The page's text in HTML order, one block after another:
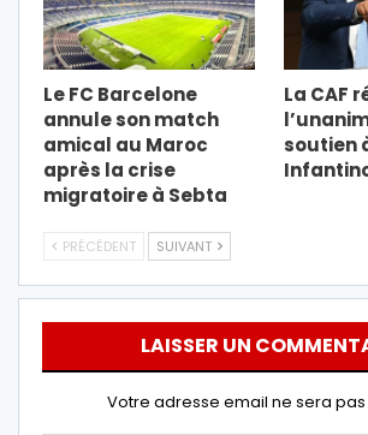
Le FC Barcelone
annule son match
amical au Maroc
après la crise
migratoire à Sebta
La CAF
soutien
PRÉCÉDENT SUIVANT
LAISSER UN
Votre adresse email ne sera